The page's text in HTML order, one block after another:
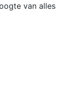
van alles